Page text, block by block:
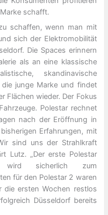
schafft.
schaffen, wenn man mit
sich der Elektromobilität
Die Spaces erinnern
als an eine klassische
skandinavische
junge Marke und findet
Flächen wieder. Der Fokus
Polestar rechnet
nach der Eröffnung in
Erfahrungen, mit
sind uns der Strahlkraft
Lutz. „Der erste Polestar
wird sicherlich zum
für den Polestar 2 waren
die ersten Wochen restlos
Düsseldorf bereits